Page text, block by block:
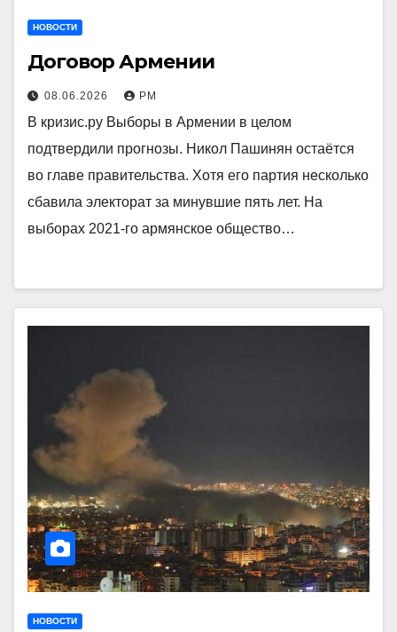
НОВОСТИ
Договор Армении
08.06.2026 РМ
В кризис.ру Выборы в Армении в целом
подтвердили прогнозы. Никол Пашинян остаётся
во главе правительства. Хотя его партия несколько
сбавила электорат за минувшие пять лет. На
выборах 2021-го армянское общество…
НОВОСТИ